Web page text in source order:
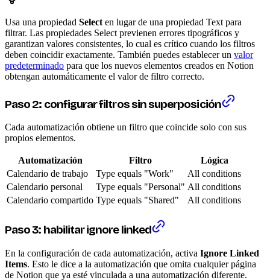
Usa una propiedad Select en lugar de una propiedad Text para
filtrar. Las propiedades Select previenen errores tipográficos y
garantizan valores consistentes, lo cual es crítico cuando los filtros
deben coincidir exactamente. También puedes establecer un valor
predeterminado para que los nuevos elementos creados en Notion
obtengan automáticamente el valor de filtro correcto.
Paso 2: configurar filtros sin superposición
Cada automatización obtiene un filtro que coincide solo con sus
propios elementos.
Automatización Filtro
Lógica
Calendario de trabajo
Type equals "Work"
All conditions
Calendario personal
Type equals "Personal" All conditions
Calendario compartido Type equals "Shared" All conditions
Paso 3: habilitar ignore linked
En la configuración de cada automatización, activa Ignore Linked
Items. Esto le dice a la automatización que omita cualquier página
de Notion que ya esté vinculada a una automatización diferente.